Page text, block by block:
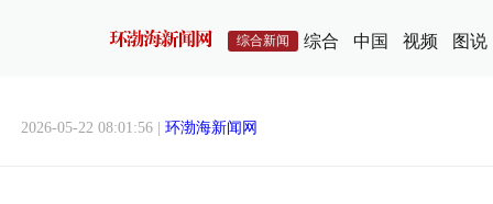
综合新闻 综合 中国 视频 图说
2026-05-22 08:01:56 | 环渤海新闻网